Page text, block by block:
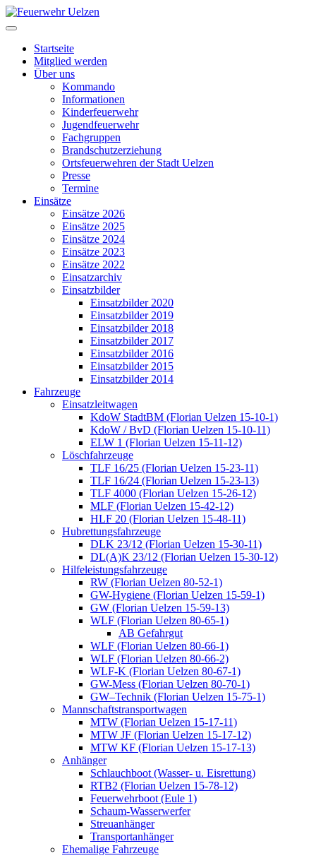
Startseite
Mitglied werden
Über uns
Kommando
Informationen
Kinderfeuerwehr
Jugendfeuerwehr
Fachgruppen
Brandschutzerziehung
Ortsfeuerwehren der Stadt Uelzen
Presse
Termine
Einsätze
Einsätze 2026
Einsätze 2025
Einsätze 2024
Einsätze 2023
Einsätze 2022
Einsatzarchiv
Einsatzbilder
Einsatzbilder 2020
Einsatzbilder 2019
Einsatzbilder 2018
Einsatzbilder 2017
Einsatzbilder 2016
Einsatzbilder 2015
Einsatzbilder 2014
Fahrzeuge
Einsatzleitwagen
KdoW StadtBM (Florian Uelzen 15-10-1)
KdoW / BvD (Florian Uelzen 15-10-11)
ELW 1 (Florian Uelzen 15-11-12)
Löschfahrzeuge
TLF 16/25 (Florian Uelzen 15-23-11)
TLF 16/24 (Florian Uelzen 15-23-13)
TLF 4000 (Florian Uelzen 15-26-12)
MLF (Florian Uelzen 15-42-12)
HLF 20 (Florian Uelzen 15-48-11)
Hubrettungsfahrzeuge
DLK 23/12 (Florian Uelzen 15-30-11)
DL(A)K 23/12 (Florian Uelzen 15-30-12)
Hilfeleistungsfahrzeuge
RW (Florian Uelzen 80-52-1)
GW-Hygiene (Florian Uelzen 15-59-1)
GW (Florian Uelzen 15-59-13)
WLF (Florian Uelzen 80-65-1)
AB Gefahrgut
WLF (Florian Uelzen 80-66-1)
WLF (Florian Uelzen 80-66-2)
WLF-K (Florian Uelzen 80-67-1)
GW-Mess (Florian Uelzen 80-70-1)
GW–Technik (Florian Uelzen 15-75-1)
Mannschaftstransportwagen
MTW (Florian Uelzen 15-17-11)
MTW JF (Florian Uelzen 15-17-12)
MTW KF (Florian Uelzen 15-17-13)
Anhänger
Schlauchboot (Wasser- u. Eisrettung)
RTB2 (Florian Uelzen 15-78-12)
Feuerwehrboot (Eule 1)
Schaum-Wasserwerfer
Streuanhänger
Transportanhänger
Ehemalige Fahrzeuge